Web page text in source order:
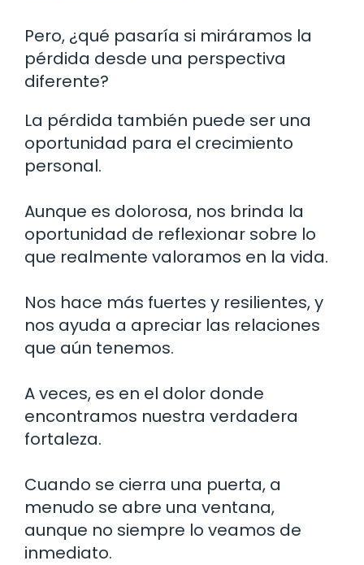
Pero, ¿qué pasaría si miráramos la
pérdida desde una perspectiva
diferente?
La pérdida también puede ser una
oportunidad para el crecimiento
personal.
Aunque es dolorosa, nos brinda la
oportunidad de reflexionar sobre lo
que realmente valoramos en la vida.
Nos hace más fuertes y resilientes, y
nos ayuda a apreciar las relaciones
que aún tenemos.
A veces, es en el dolor donde
encontramos nuestra verdadera
fortaleza.
Cuando se cierra una puerta, a
menudo se abre una ventana,
aunque no siempre lo veamos de
inmediato.